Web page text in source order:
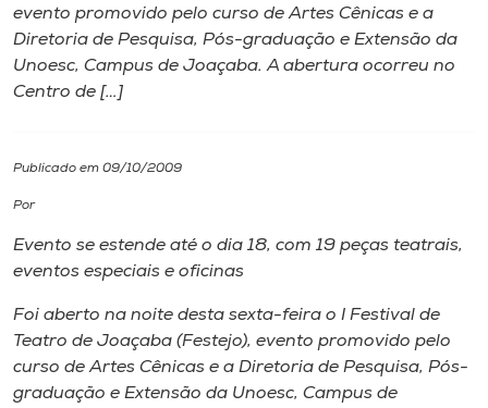
A
Unoesc
I.nova
Diplomados
Cultura
CPA
evento promovido pelo curso de Artes Cênicas e a
Diretoria de Pesquisa, Pós-graduação e Extensão da
Unoesc, Campus de Joaçaba. A abertura ocorreu no
Centro de […]
Publicado em 09/10/2009
Por
Evento se estende até o dia 18, com 19 peças teatrais,
eventos especiais e oficinas
Foi aberto na noite desta sexta-feira o I Festival de
Teatro de Joaçaba (Festejo), evento promovido pelo
curso de Artes Cênicas e a Diretoria de Pesquisa, Pós-
graduação e Extensão da Unoesc, Campus de